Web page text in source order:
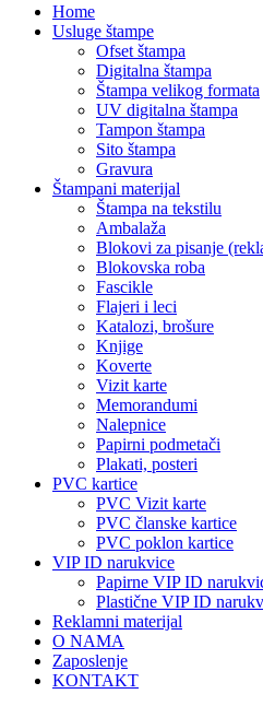
Home
Usluge štampe
Ofset štampa
Digitalna štampa
Štampa velikog formata
UV digitalna štampa
Tampon štampa
Sito štampa
Gravura
Štampani materijal
Štampa na tekstilu
Ambalaža
Blokovi za pisanje
Blokovska roba
Fascikle
Flajeri i leci
Katalozi, brošure
Knjige
Koverte
Vizit karte
Memorandumi
Nalepnice
Papirni podmetači
Plakati, posteri
PVC kartice
PVC Vizit karte
PVC članske kartice
PVC poklon kartice
VIP ID narukvice
Papirne VIP ID
Plastične VIP ID
Reklamni materijal
O NAMA
Zaposlenje
KONTAKT